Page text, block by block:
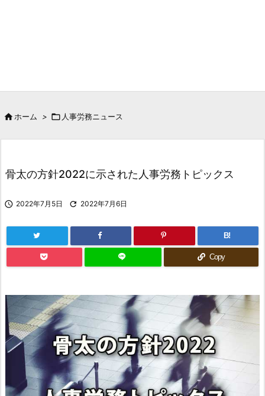
 ホーム >  人事労務ニュース
骨太の方針2022に示された人事労務トピックス
 2022年7月5日  2022年7月6日
B!
Copy